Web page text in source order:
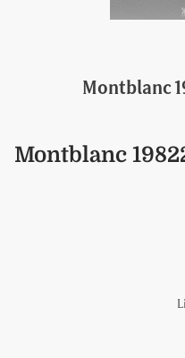
کیف پول زنانه ۱۲ کارت 198225 Montblanc
Montblanc